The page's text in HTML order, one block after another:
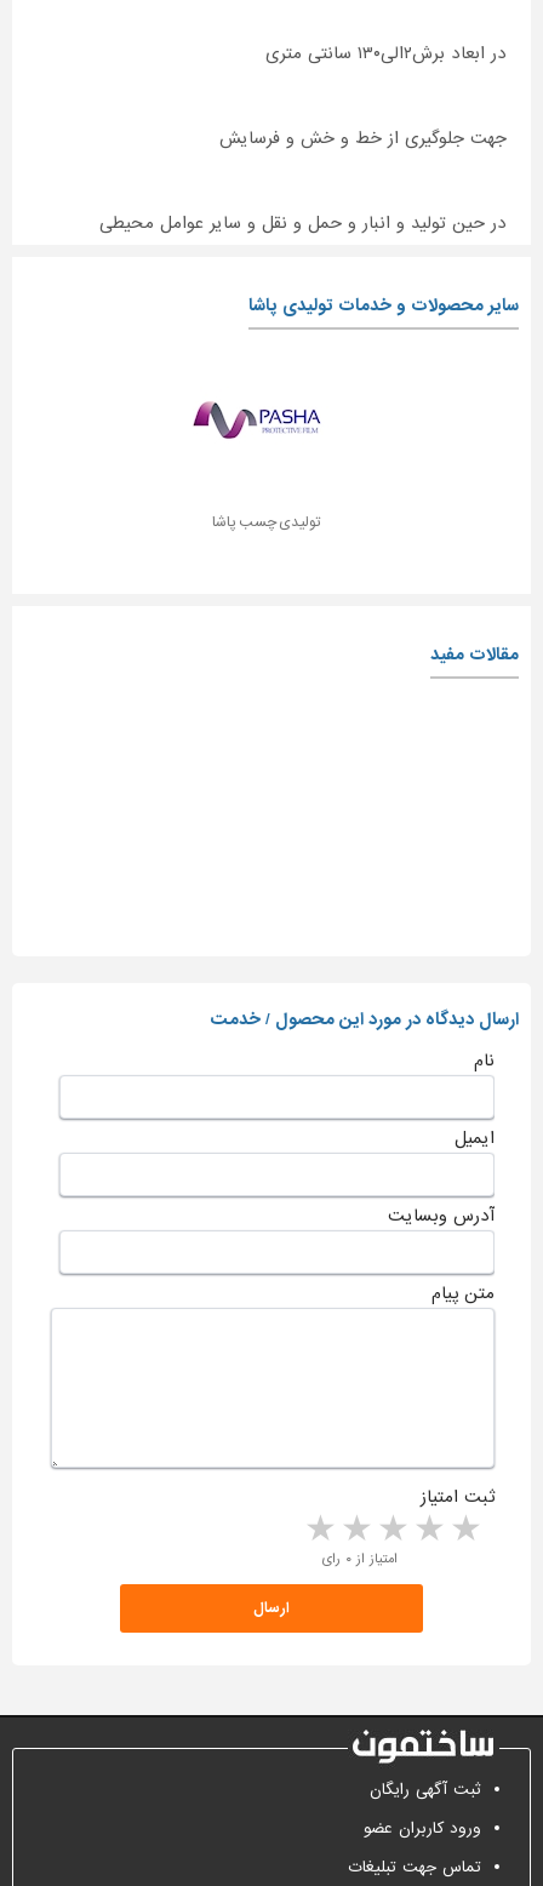
در ابعاد برش۲الی۱۳۰ سانتی متری
جهت جلوگیری از خط و خش و فرسایش
در حین تولید و انبار و حمل و نقل و سایر عوامل محیطی
سایر محصولات و خدمات تولیدی پاشا
تولیدی چسب پاشا
مقالات مفید
ارسال دیدگاه در مورد این محصول / خدمت
نام
ایمیل
آدرس وبسایت
متن پیام
ثبت امتیاز
4 stars 3 stars 2 stars 1 star امتیاز از ۰ رای
ثبت آگهی رایگان
ورود کاربران عضو
تماس جهت تبلیغات